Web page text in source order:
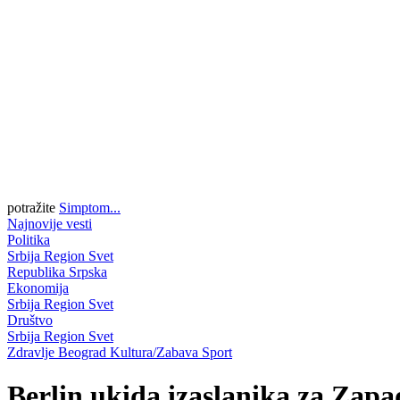
potražite Simptom...
Najnovije vesti
Politika
Srbija Region Svet
Republika Srpska
Ekonomija
Srbija Region Svet
Društvo
Srbija Region Svet
Zdravlje Beograd Kultura/Zabava Sport